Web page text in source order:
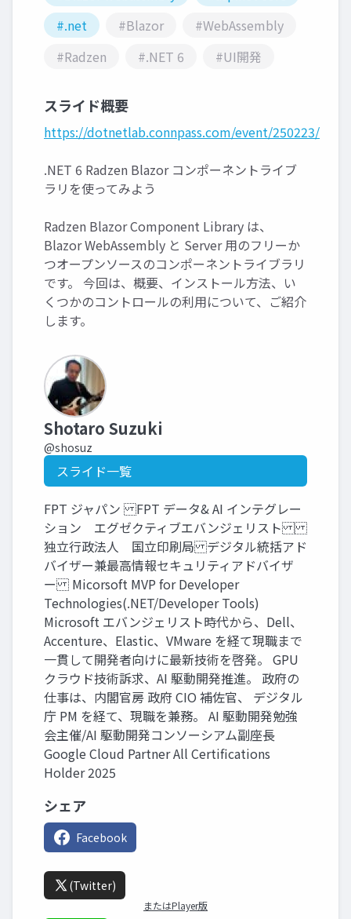
#.net
#Blazor
#WebAssembly
#Radzen
#.NET 6 #UI開発
スライド概要
https://dotnetlab.connpass.com/event/250223/
.NET 6 Radzen Blazor コンポーネントライブ
ラリを使ってみよう
Radzen Blazor Component Library は、
Blazor WebAssembly と Server 用のフリーか
つオープンソースのコンポーネントライブラリ
です。 今回は、概要、インストール方法、い
くつかのコントロールの利用について、ご紹介
します。
Shotaro Suzuki
@shosuz
スライド一覧
FPT ジャパン FPT データ& AI インテグレー
ション エグゼクティブエバンジェリスト
独立行政法人 国立印刷局 デジタル統括アド
バイザー兼最高情報セキュリティアドバイザ
ー Micorsoft MVP for Developer
Technologies(.NET/Developer Tools)
Microsoft エバンジェリスト時代から、Dell、
Accenture、Elastic、VMware を経て現職まで
一貫して開発者向けに最新技術を啓発。 GPU
クラウド技術訴求、AI 駆動開発推進。 政府の
仕事は、内閣官房 政府 CIO 補佐官、 デジタル
庁 PM を経て、現職を兼務。 AI 駆動開発勉強
会主催/AI 駆動開発コンソーシアム副座長
Google Cloud Partner All Certifications
Holder 2025
シェア
Facebook
(Twitter)
またはPlayer版